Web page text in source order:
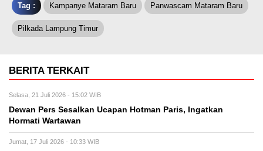
Tag : Kampanye Mataram Baru Panwascam Mataram Baru
Pilkada Lampung Timur
BERITA TERKAIT
Selasa, 21 Juli 2026 - 15:02 WIB
Dewan Pers Sesalkan Ucapan Hotman Paris, Ingatkan
Hormati Wartawan
Jumat, 17 Juli 2026 - 10:33 WIB